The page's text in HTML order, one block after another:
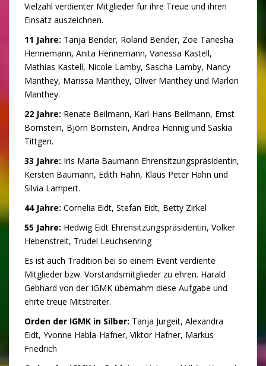
Vielzahl verdienter Mitglieder für ihre Treue und ihren
Einsatz auszeichnen.
11 Jahre: Tanja Bender, Roland Bender, Zoe Tanesha
Hennemann, Anita Hennemann, Vanessa Kastell,
Mathias Kastell, Nicole Lamby, Sascha Lamby, Nancy
Manthey, Marissa Manthey, Oliver Manthey und Marlon
Manthey.
22 Jahre: Renate Beilmann, Karl-Hans Beilmann, Ernst
Bornstein, Björn Bornstein, Andrea Hennig und Saskia
Tittgen.
33 Jahre: Iris Maria Baumann Ehrensitzungspräsidentin,
Kersten Baumann, Edith Hahn, Klaus Peter Hahn und
Silvia Lampert.
44 Jahre: Cornelia Eidt, Stefan Eidt, Betty Zirkel
55 Jahre: Hedwig Eidt Ehrensitzungspräsidentin, Volker
Hebenstreit, Trudel Leuchsenring
Es ist auch Tradition bei so einem Event verdiente
Mitglieder bzw. Vorstandsmitglieder zu ehren. Harald
Gebhard von der IGMK übernahm diese Aufgabe und
ehrte treue Mitstreiter.
Orden der IGMK in Silber: Tanja Jurgeit, Alexandra
Eidt, Yvonne Habla-Hafner, Viktor Hafner, Markus
Friedrich